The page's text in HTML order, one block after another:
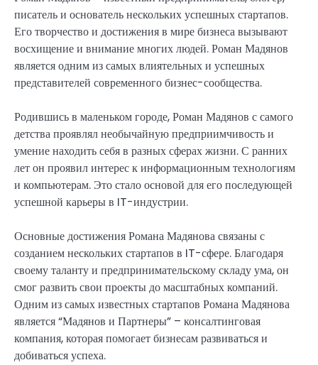
писатель и основатель нескольких успешных стартапов.
Его творчество и достижения в мире бизнеса вызывают
восхищение и внимание многих людей. Роман Мадянов
является одним из самых влиятельных и успешных
представителей современного бизнес-сообщества.
Родившись в маленьком городе, Роман Мадянов с самого
детства проявлял необычайную предприимчивость и
умение находить себя в разных сферах жизни. С ранних
лет он проявил интерес к информационным технологиям
и компьютерам. Это стало основой для его последующей
успешной карьеры в IT-индустрии.
Основные достижения Романа Мадянова связаны с
созданием нескольких стартапов в IT-сфере. Благодаря
своему таланту и предпринимательскому складу ума, он
смог развить свои проекты до масштабных компаний.
Одним из самых известных стартапов Романа Мадянова
является “Мадянов и Партнеры” – консалтинговая
компания, которая помогает бизнесам развиваться и
добиваться успеха.